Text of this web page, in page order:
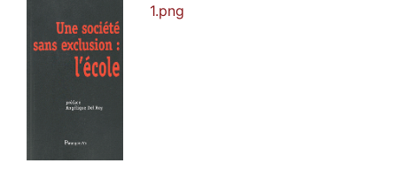
1.png